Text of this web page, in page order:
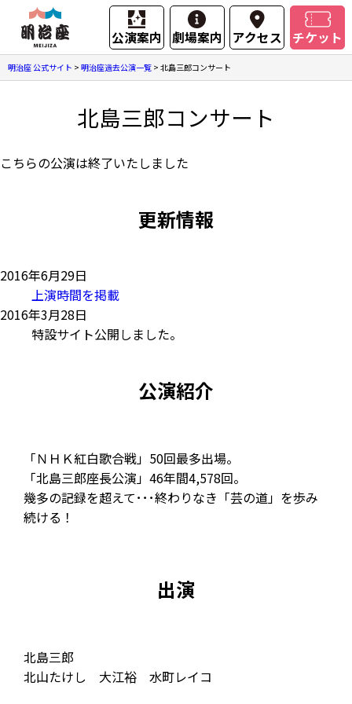
公演案内 劇場案内 アクセス チケット
明治座 公式サイト > 明治座過去公演一覧 > 北島三郎コンサート
北島三郎コンサート
こちらの公演は終了いたしました
更新情報
2016年6月29日
上演時間を掲載
2016年3月28日
特設サイト公開しました。
公演紹介
「ＮＨＫ紅白歌合戦」50回最多出場。
「北島三郎座長公演」46年間4,578回。
幾多の記録を超えて･･･終わりなき「芸の道」を歩み
続ける！
出演
北島三郎
北山たけし 大江裕 水町レイコ